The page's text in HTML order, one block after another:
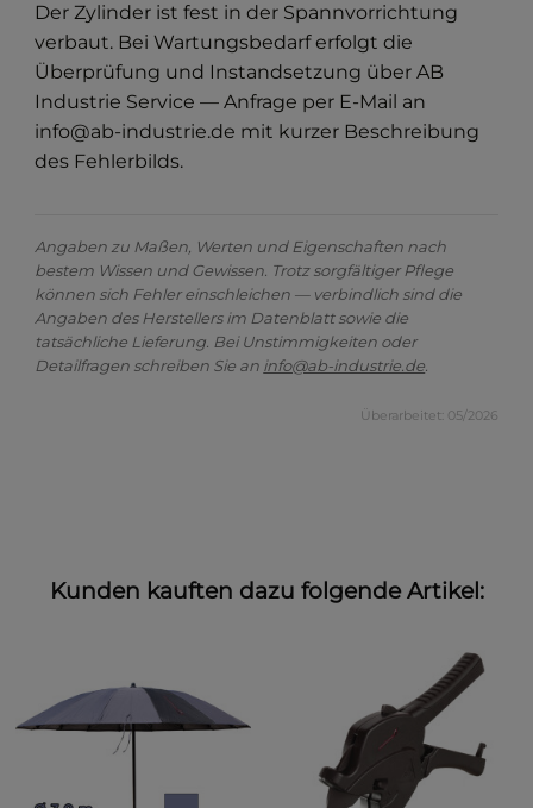
Der Zylinder ist fest in der Spannvorrichtung
verbaut. Bei Wartungsbedarf erfolgt die
Überprüfung und Instandsetzung über AB
Industrie Service — Anfrage per E-Mail an
info@ab-industrie.de mit kurzer Beschreibung
des Fehlerbilds.
Angaben zu Maßen, Werten und Eigenschaften nach
bestem Wissen und Gewissen. Trotz sorgfältiger Pflege
können sich Fehler einschleichen — verbindlich sind die
Angaben des Herstellers im Datenblatt sowie die
tatsächliche Lieferung. Bei Unstimmigkeiten oder
Detailfragen schreiben Sie an info@ab-industrie.de
Überarbeitet: 05/2026
Kunden kauften dazu folgende Artikel: